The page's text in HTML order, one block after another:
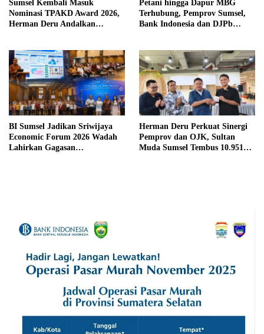
Sumsel Kembali Masuk
Nominasi TPAKD Award 2026,
Herman Deru Andalkan
Petani hingga Dapur MBG
Terhubung, Pemprov Sumsel,
Bank Indonesia dan DJPb
BI Sumsel Jadikan Sriwijaya
Economic Forum 2026 Wadah
Lahirkan Gagasan
Herman Deru Perkuat Sinergi
Pemprov dan OJK, Sultan
Muda Sumsel Tembus 10.951